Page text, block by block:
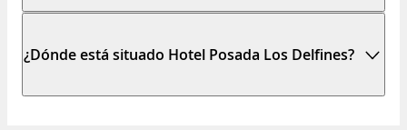
¿Dónde está situado Hotel Posada Los Delfines?